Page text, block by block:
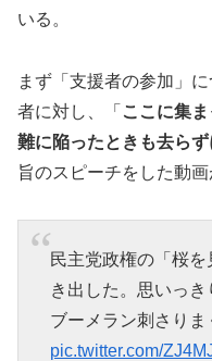
いる。
まず「支援者の参加」
者に対し、「 ここに集
難に陥ったときも去ら
旨のスピーチをした動画
民主党政権の「桜
き出した。思いっ
ブーメラン刺さりま
pic.twitter.com/